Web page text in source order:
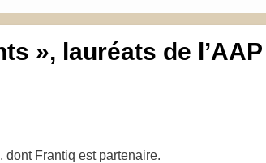
», lauréats de
Frantiq est partenaire.